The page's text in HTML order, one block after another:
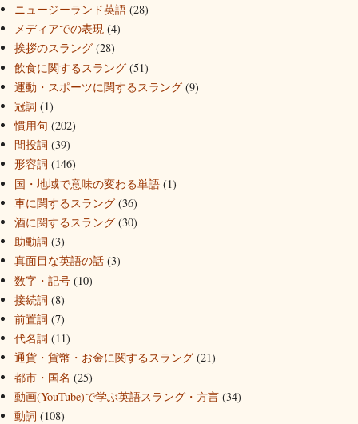
ニュージーランド英語 (28)
メディアでの表現 (4)
挨拶のスラング (28)
飲食に関するスラング (51)
運動・スポーツに関するスラング (9)
冠詞 (1)
慣用句 (202)
間投詞 (39)
形容詞 (146)
国・地域で意味の変わる単語 (1)
車に関するスラング (36)
酒に関するスラング (30)
助動詞 (3)
真面目な英語の話 (3)
数字・記号 (10)
接続詞 (8)
前置詞 (7)
代名詞 (11)
通貨・貨幣・お金に関するスラング (21)
都市・国名 (25)
動画(YouTube)で学ぶ英語スラング・方言 (34)
動詞 (108)